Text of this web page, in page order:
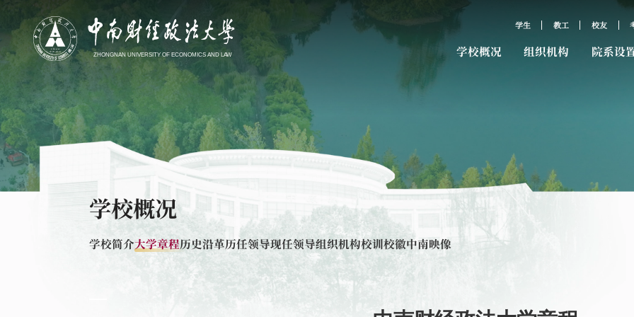
学生 教工 校友
学校概况 组织机构 院系设
学校概况
学校简介大学章程历史沿革历任领导现任领导组织机构校训校徽中南映像